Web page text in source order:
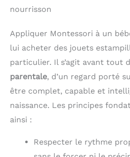
nourrisson
Appliquer Montessori à un
lui acheter des jouets
particulier. Il s’agit avant tout
parentale, d’un regard porté
être complet, capable et
naissance. Les principes
ainsi :
Respecter le rythme